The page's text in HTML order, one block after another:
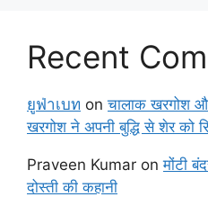
Recent
ยูฟ่าเบท onचालाक खरगोश
खरगोश ने अपनी बुद्धि से शेर को
Praveen Kumar onमोंटी
दोस्ती की कहानी